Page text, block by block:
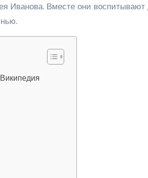
Иванова. Вместе они воспитывают